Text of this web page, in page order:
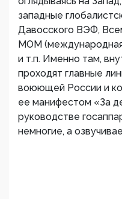
западные
Давосского ВЭФ,
МОМ (международная
и т.п. Именно там,
проходят главные
воюющей России и
ее манифестом «За
руководстве
немногие, а